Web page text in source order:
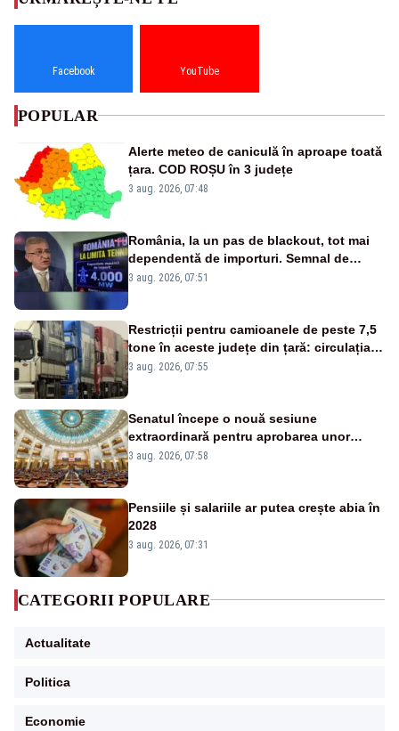
Facebook YouTube
POPULAR
Alerte meteo de caniculă în aproape toată
țara. COD ROȘU în 3 județe
3 aug. 2026, 07:48
România, la un pas de blackout, tot mai
dependentă de importuri. Semnal de
alarmă tras de un expert în energie
3 aug. 2026, 07:51
Restricții pentru camioanele de peste 7,5
tone în aceste județe din țară: circulația
este interzisă luni, între orele 12:00 și
3 aug. 2026, 07:55
Senatul începe o nouă sesiune
extraordinară pentru aprobarea unor
jaloane din PNRR
3 aug. 2026, 07:58
Pensiile și salariile ar putea crește abia în
2028
3 aug. 2026, 07:31
CATEGORII POPULARE
Actualitate
Politica
Economie